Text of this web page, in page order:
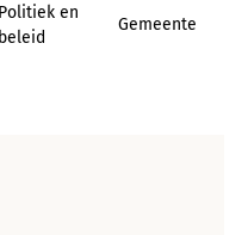
Politiek en
beleid
Gemeente